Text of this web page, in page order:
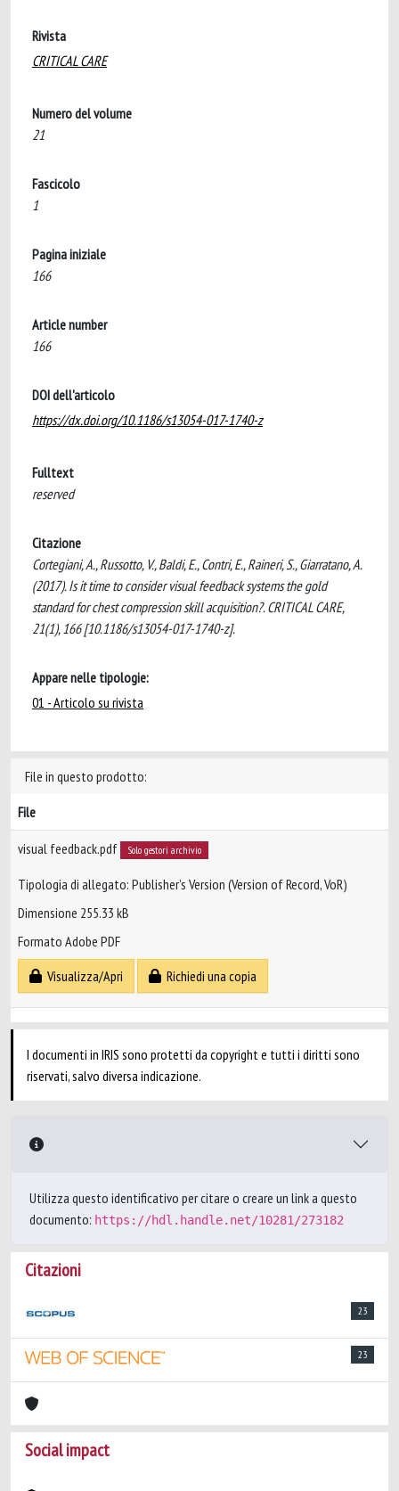
Rivista
CRITICAL CARE
Numero del volume
21
Fascicolo
1
Pagina iniziale
166
Article number
166
DOI dell'articolo
https://dx.doi.org/10.1186/s13054-017-1740-z
Fulltext
reserved
Citazione
Cortegiani, A., Russotto, V., Baldi, E., Contri, E., Raineri, S., Giarratano, A.
(2017). Is it time to consider visual feedback systems the gold
standard for chest compression skill acquisition?. CRITICAL CARE,
21(1), 166 [10.1186/s13054-017-1740-z].
Appare nelle tipologie:
01 - Articolo su rivista
File in questo prodotto:
File
visual feedback.pdf Solo gestori archivio
Tipologia di allegato: Publisher’s Version (Version of Record, VoR)
Dimensione 255.33 kB
Formato Adobe PDF
Visualizza/Apri
Richiedi una copia
I documenti in IRIS sono protetti da copyright e tutti i diritti sono
riservati, salvo diversa indicazione.
Utilizza questo identificativo per citare o creare un link a questo
documento: https://hdl.handle.net/10281/273182
Citazioni
23
23
Social impact